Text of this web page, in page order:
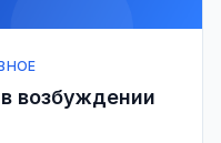
возбуждении